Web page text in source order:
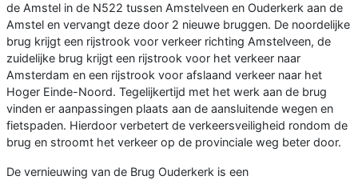
de Amstel in de N522 tussen Amstelveen en Ouderkerk aan de
Amstel en vervangt deze door 2 nieuwe bruggen. De noordelijke
brug krijgt een rijstrook voor verkeer richting Amstelveen, de
zuidelijke brug krijgt een rijstrook voor het verkeer naar
Amsterdam en een rijstrook voor afslaand verkeer naar het
Hoger Einde-Noord. Tegelijkertijd met het werk aan de brug
vinden er aanpassingen plaats aan de aansluitende wegen en
fietspaden. Hierdoor verbetert de verkeersveiligheid rondom de
brug en stroomt het verkeer op de provinciale weg beter door.
De vernieuwing van de Brug Ouderkerk is een